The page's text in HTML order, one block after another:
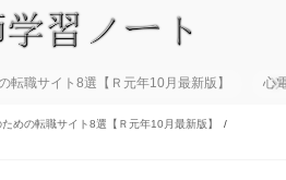
転職サイト8選【Ｒ元年10月最新版】 心
めの転職サイト8選【Ｒ元年10月最新版】